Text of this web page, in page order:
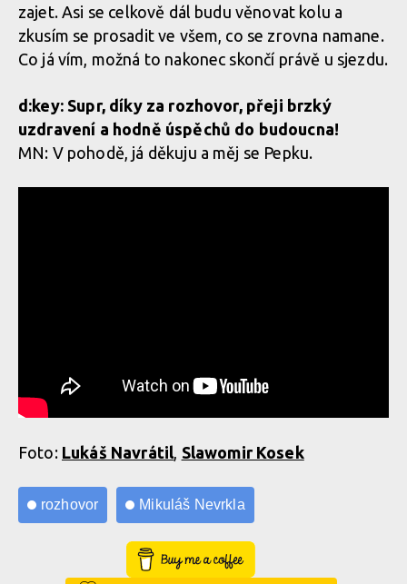
zajet. Asi se celkově dál budu věnovat kolu a
zkusím se prosadit ve všem, co se zrovna namane.
Co já vím, možná to nakonec skončí právě u sjezdu.
d:key: Supr, díky za rozhovor, přeji brzký
uzdravení a hodně úspěchů do budoucna!
MN: V pohodě, já děkuju a měj se Pepku.
Foto: Lukáš Navrátil, Slawomir Kosek
rozhovor Mikuláš Nevrkla
Buy Me a Coffee